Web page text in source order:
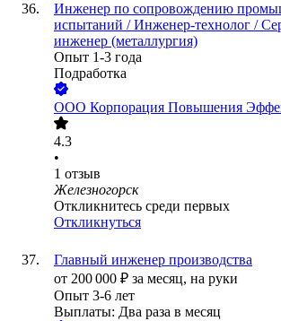
Инженер по сопровождению
испытаний / Инженер-технолог /
инженер (металлургия)
Опыт 1-3 года
Подработка
ООО Корпорация Повышения
4.3
•
1 отзыв
Железногорск
Откликнитесь среди первых
Откликнуться
Главный инженер производства
от 200 000 ₽ за месяц, на руки
Опыт 3-6 лет
Выплаты: Два раза в месяц